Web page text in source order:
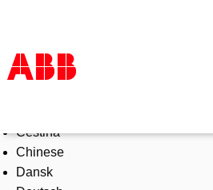
Products & Solutions
Industries
Services
Čeština
Chinese
Dansk